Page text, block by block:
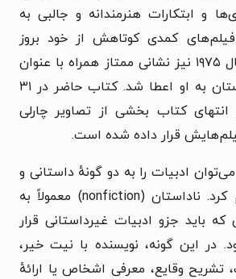
و ابتکارات هنرمندانه و جالبی به
کمدی کوتاهش از خود بروز
می‌داد. در ژانویۀ سال ۱۹۷۵ نیز نشانی ممتاز همراه با عنوان
«سِر» از طرف انگلستان به او اعطا شد. کتاب حاضر در ۳۱
کتاب بخشی از تصاویر چارلی
قرار داده شده است.
ادبیات را به دو گونهٔ داستانی و
غیرداستانی تقسیم کرد. ناداستان (nonfiction) معمولاً به
باید جزو ادبیات غیرداستانی قرار
در این گونه، نویسنده با نیت خیر،
تشریح وقایع، معرفی اشخاص یا ارائهٔ